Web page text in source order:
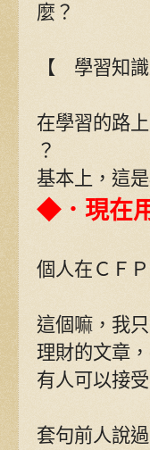
麼？
【 學習知
在學習的路
？
基本上，這
◆．現在
個人在ＣＦ
這個嘛，我
理財的文章
有人可以接
套句前人說